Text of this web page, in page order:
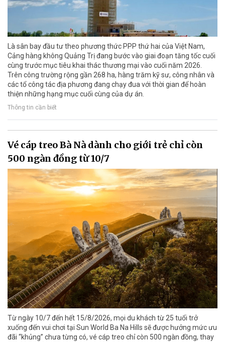
Là sân bay đầu tư theo phương thức PPP thứ hai của Việt Nam,
Cảng hàng không Quảng Trị đang bước vào giai đoạn tăng tốc cuối
cùng trước mục tiêu khai thác thương mại vào cuối năm 2026.
Trên công trường rộng gần 268 ha, hàng trăm kỹ sư, công nhân và
các tổ công tác địa phương đang chạy đua với thời gian để hoàn
thiện những hạng mục cuối cùng của dự án.
Thông tin cần biết
Vé cáp treo Bà Nà dành cho giới trẻ chỉ còn
500 ngàn đồng từ 10/7
Từ ngày 10/7 đến hết 15/8/2026, mọi du khách từ 25 tuổi trở
xuống đến vui chơi tại Sun World Ba Na Hills sẽ được hưởng mức ưu
đãi “khủng” chưa từng có, vé cáp treo chỉ còn 500 ngàn đồng, thay